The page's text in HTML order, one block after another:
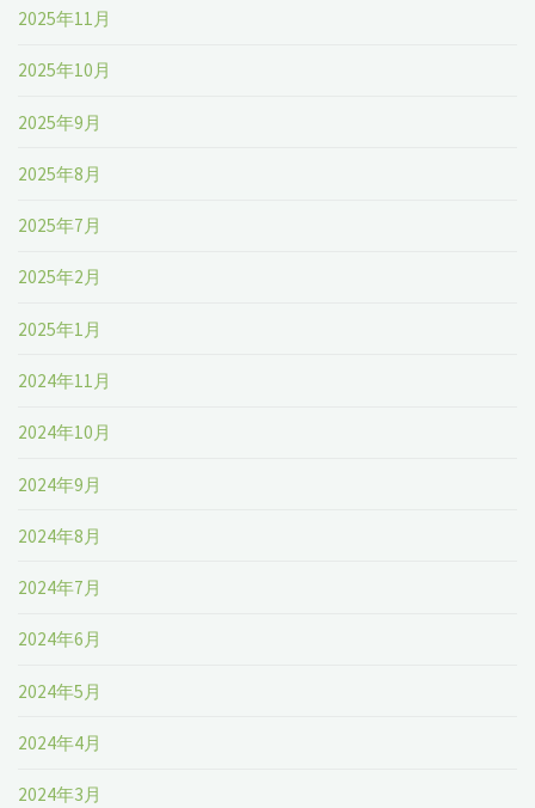
2025年11月
2025年10月
2025年9月
2025年8月
2025年7月
2025年2月
2025年1月
2024年11月
2024年10月
2024年9月
2024年8月
2024年7月
2024年6月
2024年5月
2024年4月
2024年3月